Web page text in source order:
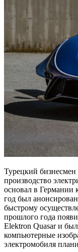
Турецкий бизнесмен
производство
основал в Германии
год был
быстрому
прошлого года
Elektron Quasar и
компьютерные
электромобиля